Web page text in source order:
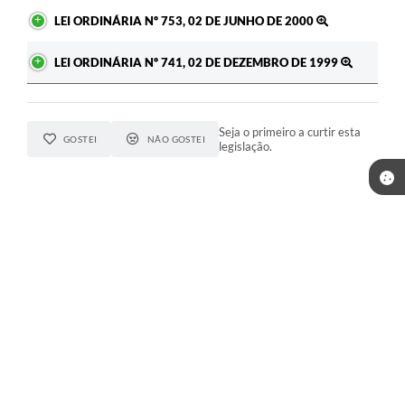
LEI ORDINÁRIA Nº 753, 02 DE JUNHO DE 2000
LEI ORDINÁRIA Nº 741, 02 DE DEZEMBRO DE 1999
GOSTEI NÃO GOSTEI
Seja o primeiro a curtir esta
legislação.